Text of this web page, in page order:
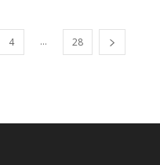
4 ... 28